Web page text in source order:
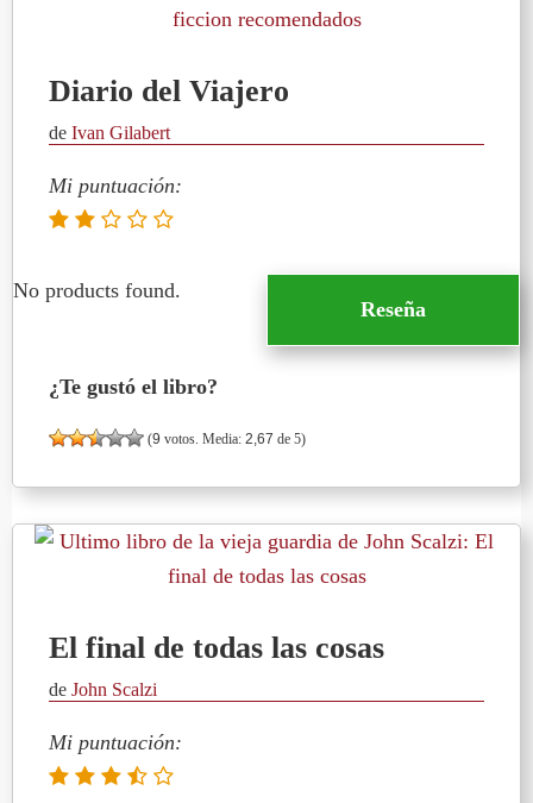
Diario del Viajero
de Ivan Gilabert
Mi puntuación:
No products found.
Reseña
¿Te gustó el libro?
(9 votos. Media: 2,67 de 5)
El final de todas las cosas
de John Scalzi
Mi puntuación: